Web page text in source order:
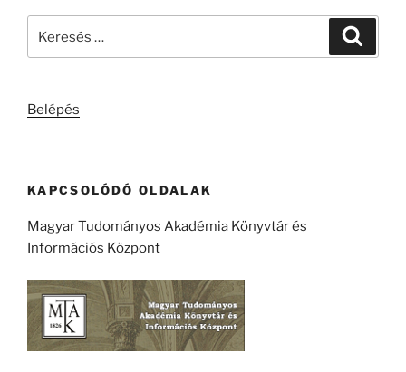
Belépés
KAPCSOLÓDÓ OLDALAK
Magyar Tudományos Akadémia Könyvtár és
Információs Központ